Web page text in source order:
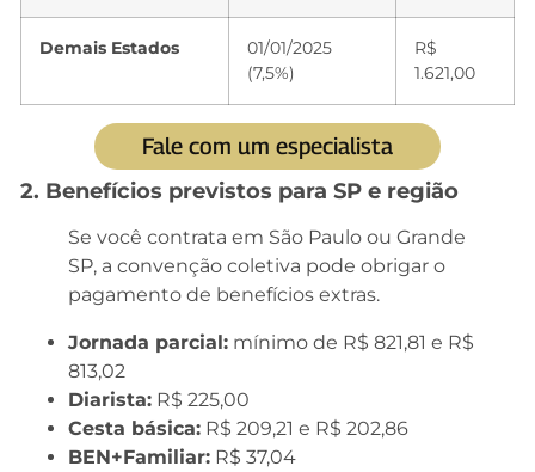
Demais Estados
01/01/2025
(7,5%)
R$
1.621,00
Fale com um especialista
2. Benefícios previstos para SP e região
Se você contrata em São Paulo ou Grande
SP, a convenção coletiva pode obrigar o
pagamento de benefícios extras.
Jornada parcial: mínimo de R$ 821,81 e R$
813,02
Diarista: R$ 225,00
Cesta básica: R$ 209,21 e R$ 202,86
BEN+Familiar: R$ 37,04